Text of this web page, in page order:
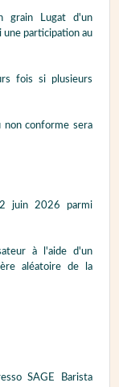
grain Lugat d'un
participation au
fois si plusieurs
non conforme sera
juin 2026 parmi
à l'aide d'un
aléatoire de la
SAGE Barista